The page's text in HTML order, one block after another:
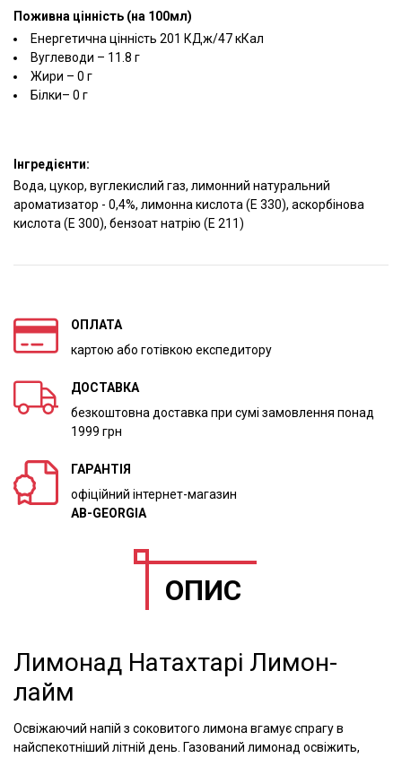
Поживна цінність (на 100мл)
Енергетична цінність 201 КДж/47 кКал
Вуглеводи – 11.8 г
Жири – 0 г
Білки– 0 г
Інгредієнти:
Вода, цукор, вуглекислий газ, лимонний натуральний
ароматизатор - 0,4%, лимонна кислота (Е 330), аскорбінова
кислота (Е 300), бензоат натрію (Е 211)
ОПЛАТА
картою або готівкою експедитору
ДОСТАВКА
безкоштовна доставка при сумі замовлення понад
1999 грн
ГАРАНТІЯ
офіційний інтернет-магазин
AB-GEORGIA
ОПИС
Лимонад Натахтарі Лимон-
лайм
Освіжаючий напій з соковитого лимона вгамує спрагу в
найспекотніший літній день. Газований лимонад освіжить,